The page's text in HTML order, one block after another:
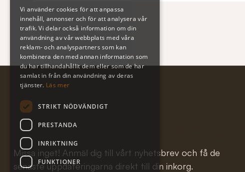
Subscribe to our newsletter!
Missa inget! Anmäl dig till vårt nyhetsbrev och få de
senaste uppdateringarna direkt till din inkorg.
Vi använder cookies för att anpassa
innehåll, annonser och för att analysera vår
trafik. Vi delar också information om din
användning av vår webbplats med våra
reklam- och analyspartners som kan
kombinera den med annan information som
du har tillhandahållit dem eller som de har
samlat in från din användning av deras
tjänster. Läs mer
STRIKT NÖDVÄNDIGT
PRESTANDA
INRIKTNING
FUNKTIONER